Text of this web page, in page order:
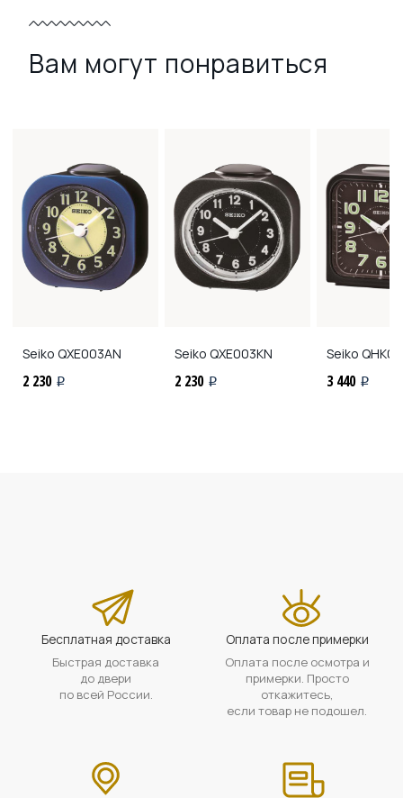
Вам могут понравиться
Seiko QXE003AN
2 230 i
Seiko QXE003KN
2 230 i
Seiko
3 440 i
Бесплатная доставка
Быстрая доставка
до двери
по всей России.
Оплата после примерки
Оплата после осмотра и
примерки. Просто
откажитесь,
если товар не подошел.